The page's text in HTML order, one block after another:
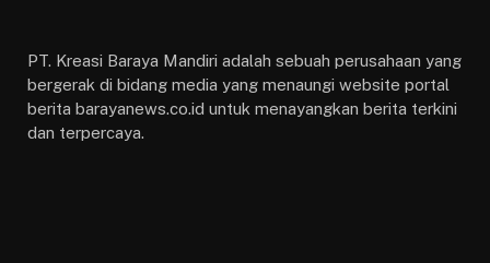
PT. Kreasi Baraya Mandiri adalah sebuah perusahaan yang
bergerak di bidang media yang menaungi website portal
berita barayanews.co.id untuk menayangkan berita terkini
dan terpercaya.